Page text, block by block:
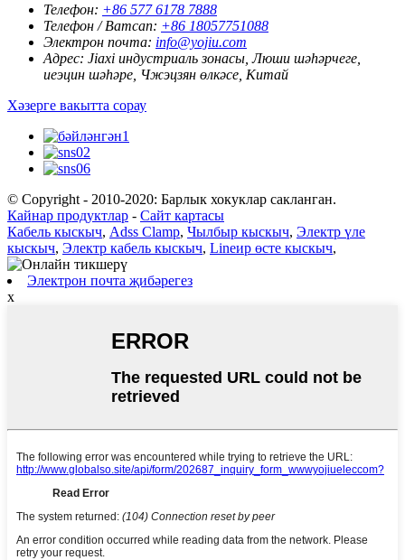
Телефон: +86 577 6178 7888
Телефон / Ватсап: +86 18057751088
Электрон почта: info@yojiu.com
Адрес: Jiaxi индустриаль зонасы, Люши шәһәрчеге,
ueэцин шәһәре, Чжэцзян өлкәсе, Китай
Хәзерге вакытта сорау
© Copyright - 2010-2020: Барлык хокуклар сакланган.
Кайнар продуктлар - Сайт картасы
Кабель кыскыч, Adss Clamp, Чылбыр кыскыч, Электр үле
кыскыч, Электр кабель кыскыч, Lineир өсте кыскыч,
Электрон почта җибәрегез
x